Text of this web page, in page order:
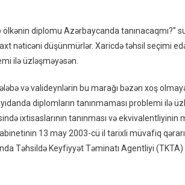
Tapılmayan
Problem:
Bəzi
Ölkələrin
Diplomları
Niyə
Azərbaycanda
Tanınmır?
diplomu Azərbaycanda tanınacaqmı?”
nəticəni düşünmürlər. Xaricdə təhsil seçimi
ilə üzləşməyəsən.
və valideynlərin bu marağı bəzən xoş
diplomların tanınmaması problemi ilə
ixtisaslarının tanınması və ekvivalentliyinin
13 may 2003-cü il tarixli müvafiq
Təhsildə Keyfiyyət Təminatı Agentliyi